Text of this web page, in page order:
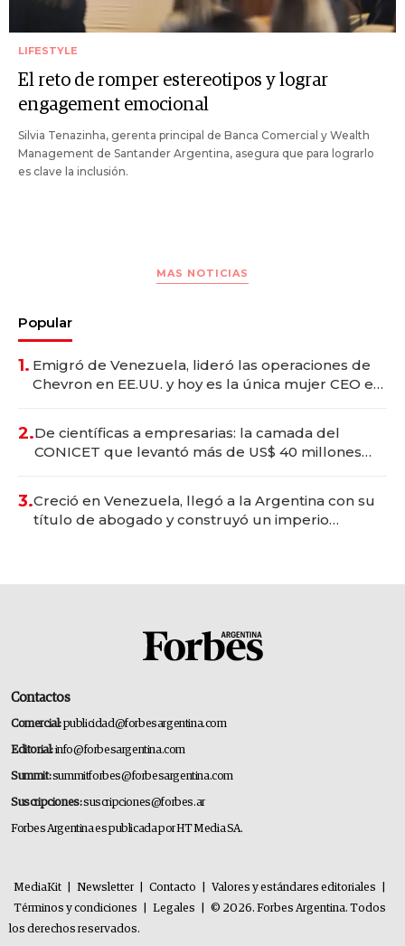
LIFESTYLE
El reto de romper estereotipos y lograr
engagement emocional
Silvia Tenazinha, gerenta principal de Banca Comercial y Wealth
Management de Santander Argentina, asegura que para lograrlo
es clave la inclusión.
MAS NOTICIAS
Popular
1. Emigró de Venezuela, lideró las operaciones de
Chevron en EE.UU. y hoy es la única mujer CEO en
2.De científicas a empresarias: la camada del
CONICET que levantó más de US$ 40 millones
3.Creció en Venezuela, llegó a la Argentina con su
título de abogado y construyó un imperio
Contactos
Comercial:publicidad@forbesargentina.com
Editorial:info@forbesargentina.com
Summit:summitforbes@forbesargentina.com
Suscripciones:suscripciones@forbes.ar
Forbes Argentina es publicada por HT Media SA.
MediaKit Newsletter Contacto Valores y estándares editoriales
Términos y condiciones
Legales
© 2026. Forbes Argentina. Todos
los derechos reservados.